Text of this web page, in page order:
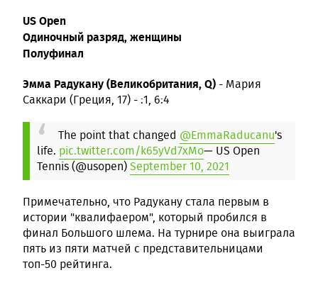
US Open
Одиночный разряд, женщины
Полуфинал
Эмма Радукану (Великобритания, Q) - Мария
Саккари (Греция, 17) - :1, 6:4
The point that changed @EmmaRaducanu's
life. pic.twitter.com/k65yVd7xMo— US Open
Tennis (@usopen)September 10, 2021
Примечательно, что Радукану стала первым в
истории "квалифаером", который пробился в
финал Большого шлема. На турнире она выиграла
пять из пяти матчей с представительницами
топ-50 рейтинга.